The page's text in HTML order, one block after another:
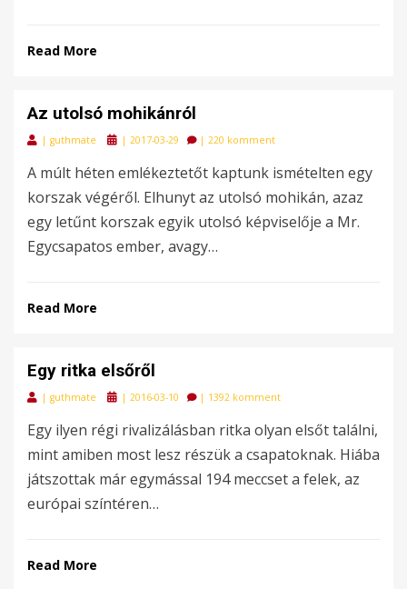
Read More
Az utolsó mohikánról
| guthmate
Posted
| 2017-03-29 | 220 komment
A múlt héten emlékeztetőt kaptunk ismételten egy
korszak végéről. Elhunyt az utolsó mohikán, azaz
egy letűnt korszak egyik utolsó képviselője a Mr.
Egycsapatos ember, avagy…
Read More
Egy ritka elsőről
| guthmate
Posted
| 2016-03-10 | 1392 komment
Egy ilyen régi rivalizálásban ritka olyan elsőt találni,
mint amiben most lesz részük a csapatoknak. Hiába
játszottak már egymással 194 meccset a felek, az
európai színtéren…
Read More